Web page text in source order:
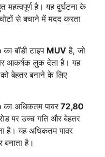
महत्वपूर्ण है। यह दुर्घटना के
चोटों से बचाने में मदद करता
बॉडी टाइप MUV है, जो
आकर्षक लुक देता है। यह
बेहतर बनाने के लिए
अधिकतम पावर 72,80
पर उच्च गति और बेहतर
है। यह अधिकतम पावर
बनाता है।